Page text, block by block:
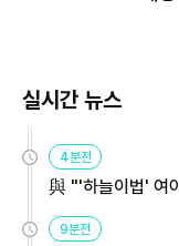
실시간 뉴스
4분전
與 "'하늘이법' 여
9분전